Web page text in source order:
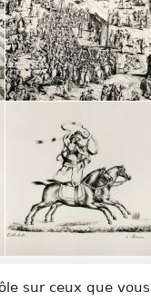
DU CIRQUE
sur ceux que